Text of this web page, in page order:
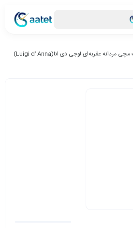
ساعت مچی مردانه عقربه‌ای لوجی دی انا(Luigi d’ Anna)